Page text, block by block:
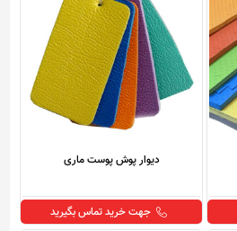
دیوار پوش پوست ماری
جهت خرید تماس بگیرید